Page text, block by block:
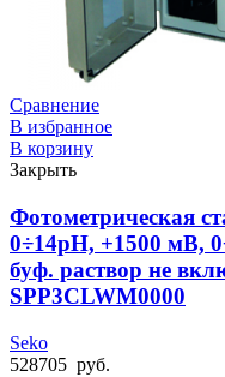
Сравнение
В избранное
В корзину
Закрыть
Фотометрическая
0÷14pH, +1500 мВ,
буф. раствор не
SPP3CLWM0000
Seko
528705 руб.